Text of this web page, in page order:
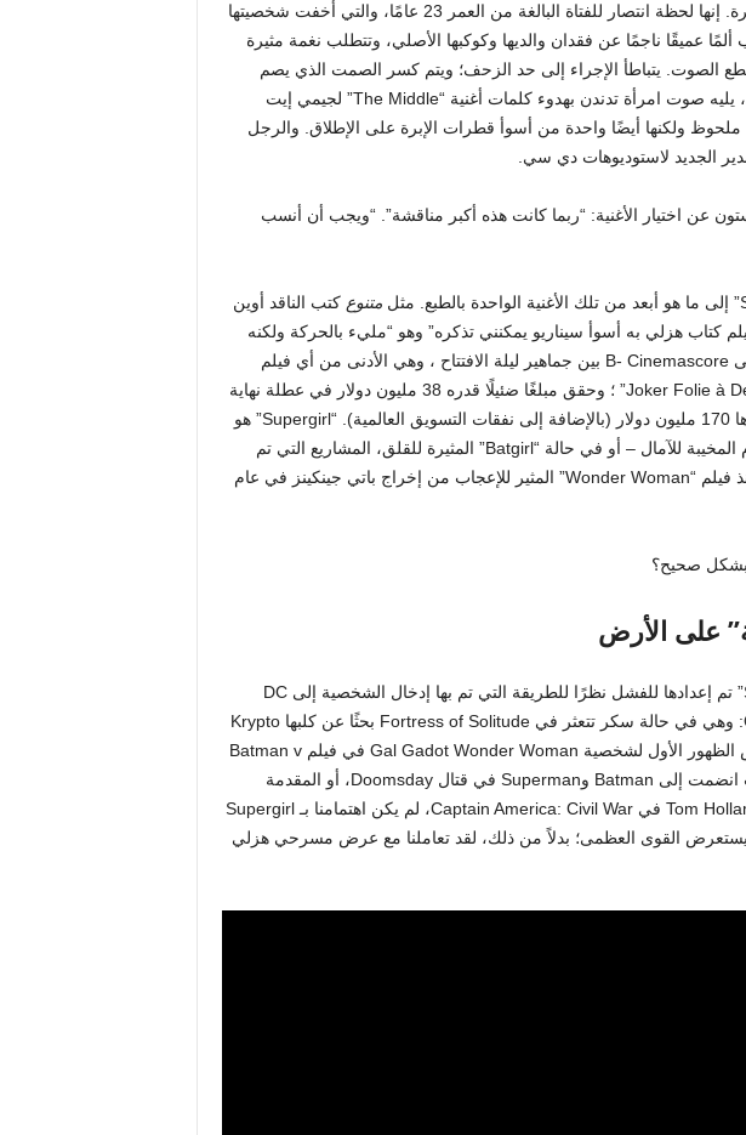
وقررت أن تصرخ في مؤخرتها الشريرة. إنها لحظة انتصار للفتاة البالغة من العمر 23 عامًا، والتي أخفت شخصيتها
ألمًا عميقًا ناجمًا عن فقدان والديها وكوكبها الأصلي، وتتطلب نغمة مثيرة
الصوت. يتباطأ الإجراء إلى حد الزحف؛ ويتم كسر الصمت الذي يصم
الآذان من خلال عزف الجيتار الصوتي، يليه صوت امرأة تدندن بهدوء كلمات أغنية “The Middle” لجيمي إيت
ولكنها أيضًا واحدة من أسوأ قطرات الإبرة على الإطلاق. والرجل
الجديد لاستوديوهات دي سي.
عن اختيار الأغنية: “ربما كانت هذه أكبر مناقشة”. “ويجب أن أنسب
متنوع كتب الناقد أوين
كتاب هزلي به أسوأ سيناريو يمكنني تذكره” وهو “مليء بالحركة ولكنه
مسطح بشكل مخدر”؛ لقد حصلت على B- Cinemascore بين جماهير ليلة الافتتاح ، وهي الأدنى من أي فيلم
مقتبس من DC Comics بخلاف “Joker Folie à Deux” ؛ وحقق مبلغًا ضئيلًا قدره 38 مليون دولار في عطلة نهاية
الأسبوع الافتتاحية مقابل ميزانية قدرها 170 مليون دولار (بالإضافة إلى نفقات التسويق العالمية). “Supergirl” هو
الأحدث في سلسلة طويلة من الأفلام المخيبة للآمال – أو في حالة “Batgirl” المثيرة للقلق، المشاريع التي تم
إلغاؤها – تتمحور حول بطلة خارقة منذ فيلم “Wonder Woman” المثير للإعجاب من إخراج باتي جينكينز في عام
بشكل صحيح؟
على الأرض
يمكن للمرء أن يجادل بأن “Supergirl” تم إعدادها للفشل نظرًا للطريقة التي تم بها إدخال الشخصية إلى DC
Universe في “Superman” لـ Gunn: وهي في حالة سكر تتعثر في Fortress of Solitude بحثًا عن كلبها Krypto
في غمضة عين وستفوتك. على عكس الظهور الأول لشخصية Gal Gadot Wonder Woman في فيلم Batman v
Superman: Dawn of Justice، حيث انضمت إلى Batman وSuperman في قتال Doomsday، أو المقدمة
البهلوانية لشخصية Tom Holland’s Spider-Man في Captain America: Civil War، لم يكن اهتمامنا بـ Supergirl
القوى العظمى؛ بدلاً من ذلك، لقد تعاملنا مع عرض مسرحي هزلي